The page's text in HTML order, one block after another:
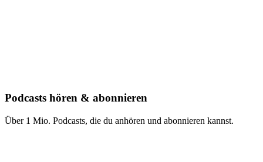
Podcasts hören & abonnieren
Über 1 Mio. Podcasts, die du anhören und abonnieren kannst.